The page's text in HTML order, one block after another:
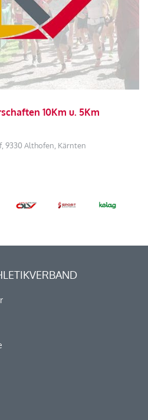
10Km u. 5Km
9330 Althofen, Kärnten